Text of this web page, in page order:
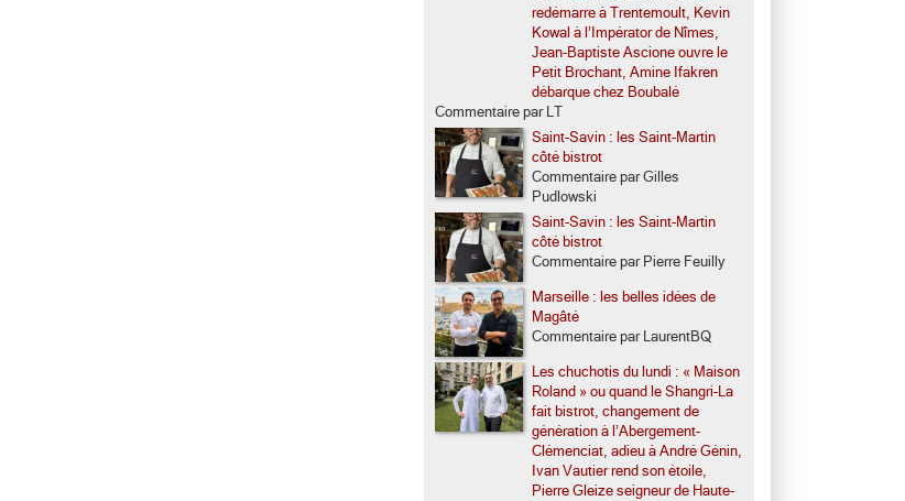
redémarre à Trentemoult, Kevin
Kowal à l’Impérator de Nîmes,
Jean-Baptiste Ascione ouvre le
Petit Brochant, Amine Ifakren
débarque chez Boubalé
Commentaire par LT
Saint-Savin : les Saint-Martin
côté bistrot
Commentaire par Gilles
Pudlowski
Saint-Savin : les Saint-Martin
côté bistrot
Commentaire par Pierre Feuilly
Marseille : les belles idées de
Magâté
Commentaire par LaurentBQ
Les chuchotis du lundi : « Maison
Roland » ou quand le Shangri-La
fait bistrot, changement de
génération à l’Abergement-
Clémenciat, adieu à André Génin,
Ivan Vautier rend son étoile,
Pierre Gleize seigneur de Haute-